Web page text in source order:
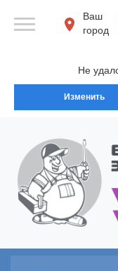
Не
Изменить
Ваш
город